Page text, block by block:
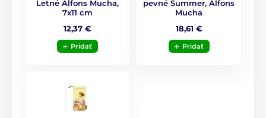
Letné Alfons Mucha,
7x11 cm
12,37 €
Pridať
pevné Summer, Alfons
Mucha
18,61 €
Pridať